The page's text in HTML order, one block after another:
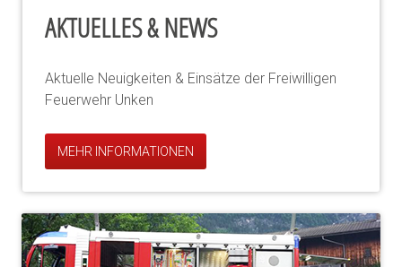
AKTUELLES & NEWS
Aktuelle Neuigkeiten & Einsätze der Freiwilligen
Feuerwehr Unken
MEHR INFORMATIONEN